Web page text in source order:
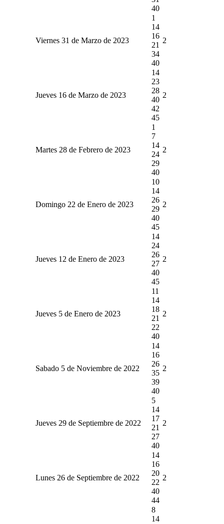
40
Viernes 31 de Marzo de 2023
1
14
16
21
34
40
2
Jueves 16 de Marzo de 2023
14
23
28
40
42
45
2
Martes 28 de Febrero de 2023
1
7
14
24
29
40
2
Domingo 22 de Enero de 2023
10
14
26
29
40
45
2
Jueves 12 de Enero de 2023
14
24
26
27
40
45
2
Jueves 5 de Enero de 2023
11
14
18
21
22
40
2
Sabado 5 de Noviembre de 2022
14
16
26
35
39
40
2
Jueves 29 de Septiembre de 2022
5
14
17
21
27
40
2
Lunes 26 de Septiembre de 2022
14
16
20
22
40
44
2
8
14